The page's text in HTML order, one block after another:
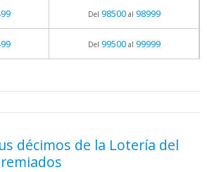
Del 98500al 98999
Del 99500al 99999
décimos de la Lotería del